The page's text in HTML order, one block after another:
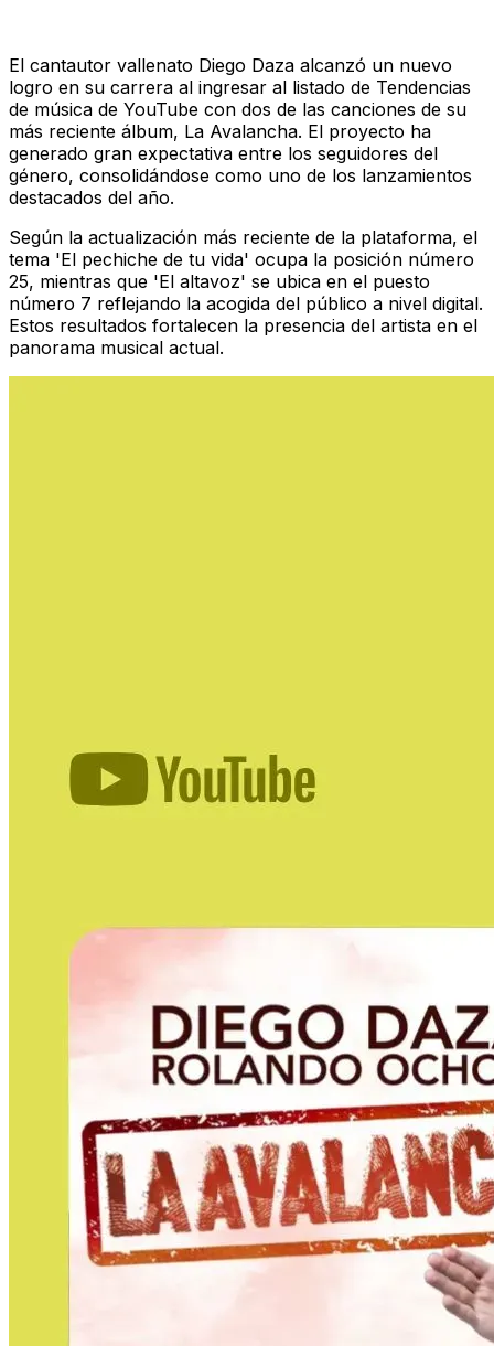
El cantautor vallenato Diego Daza alcanzó un nuevo
logro en su carrera al ingresar al listado de Tendencias
de música de YouTube con dos de las canciones de su
más reciente álbum, La Avalancha. El proyecto ha
generado gran expectativa entre los seguidores del
género, consolidándose como uno de los lanzamientos
destacados del año.
Según la actualización más reciente de la plataforma, el
tema 'El pechiche de tu vida' ocupa la posición número
25, mientras que 'El altavoz' se ubica en el puesto
número 7 reflejando la acogida del público a nivel digital.
Estos resultados fortalecen la presencia del artista en el
panorama musical actual.